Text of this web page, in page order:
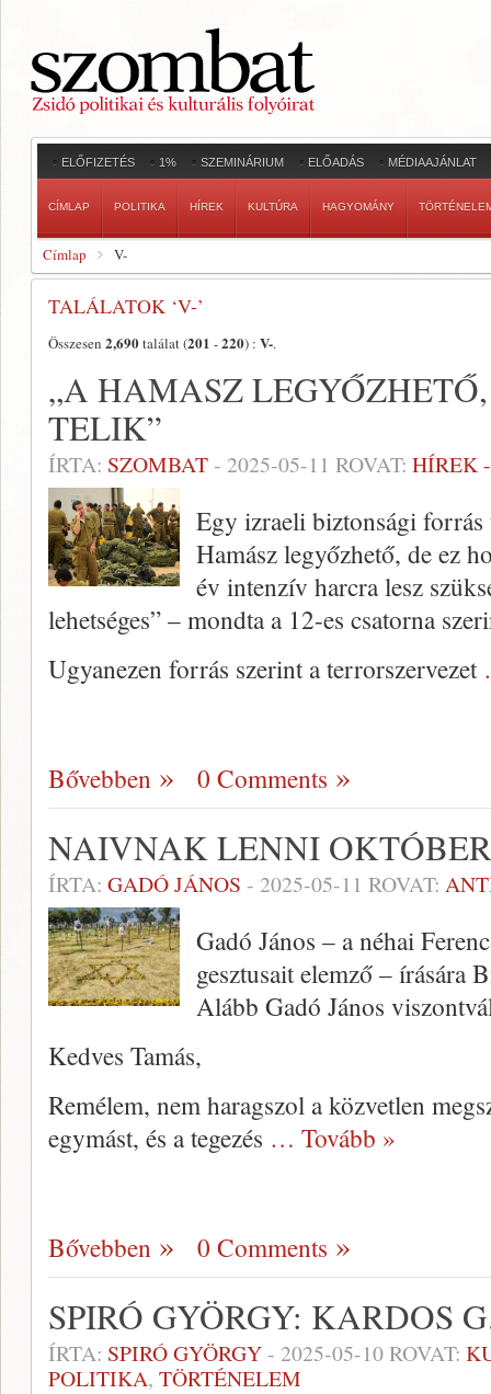
ELŐFIZETÉS 1% SZEMINÁRIUM ELŐADÁS MÉDIAAJÁNLAT
CÍMLAP POLITIKA HÍREK KULTÚRA HAGYOMÁNY
Címlap V-
TALÁLATOK ‘V-’
Összesen 2,690találat (201 -220) : V-.
„A HAMASZ
TELIK”
ÍRTA: SZOMBAT- 2025-05-11 ROVAT: HÍREK
Egy izraeli biztonsági forrás
Hamász legyőzhető, de ez
év intenzív harcra lesz
lehetséges” – mondta a 12-es csatorna
Ugyanezen forrás szerint a terrorszervezet
Bővebben 0 Comments
NAIVNAK LENNI
ÍRTA: GADÓ JÁNOS - 2025-05-11 ROVAT:
Gadó János – a néhai
gesztusait elemző – írására
Alább Gadó János
Kedves Tamás,
Remélem, nem haragszol a közvetlen
egymást, és a tegezés … Tovább »
Bővebben 0 Comments
SPIRÓ GYÖRGY: KARDOS
ÍRTA: SPIRÓ GYÖRGY- 2025-05-10ROVAT:
POLITIKA, TÖRTÉNELEM